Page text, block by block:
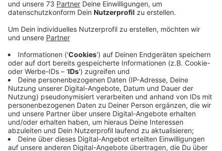
Rasen lieber braun werden lassen
Anzeige
Deshalb bitten uns die Wasserversorger, dass wir
aktuell vor allem das Rasensprengen und auch Pool
befüllen mit Trinkwasser lassen sollten. Denn die
Pumpen in den Wasserwerken laufen sich schwindelig.
Und zwar auf dem Niveau der Spitzenwerte aus den
letzten Jahren. Die Versorgung sei zwar sicher, heisst